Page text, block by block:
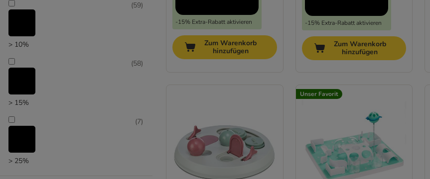
> 10%
(59)
> 15%
(58)
> 25%
(7)
-15% Extra-Rabatt aktivieren
Zum Warenkorb
hinzufügen
-15% Extra-Rabatt aktivieren
Zum Warenkorb
hinzufügen
Unser Favorit